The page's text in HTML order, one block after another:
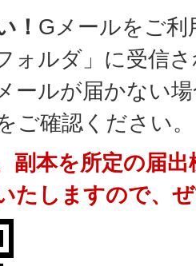
！ Gメールをご利
ォルダ」に受信
ールが届かない
ご確認ください。
副本を所定の届
たしますので、